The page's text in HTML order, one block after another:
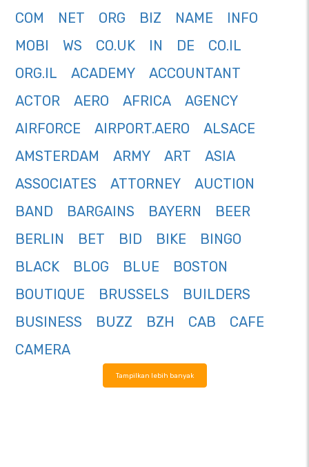
COM NET ORG BIZ NAME
INFO
MOBI
WS CO.UK IN DE
CO.IL
ORG.IL
ACADEMY
ACCOUNTANT
ACTOR
AERO AFRICA
AGENCY
AIRFORCE
AIRPORT.AERO
ALSACE
AMSTERDAM
ARMY ART
ASIA
ASSOCIATES
ATTORNEY
AUCTION
BAND
BARGAINS BAYERN
BEER
BERLIN
BET BID BIKE
BINGO
BLACK
BLOG BLUE
BOSTON
BOUTIQUE
BRUSSELS
BUILDERS
BUSINESS
BUZZ BZH CAB
CAFE
CAMERA
Tampilkan lebih banyak